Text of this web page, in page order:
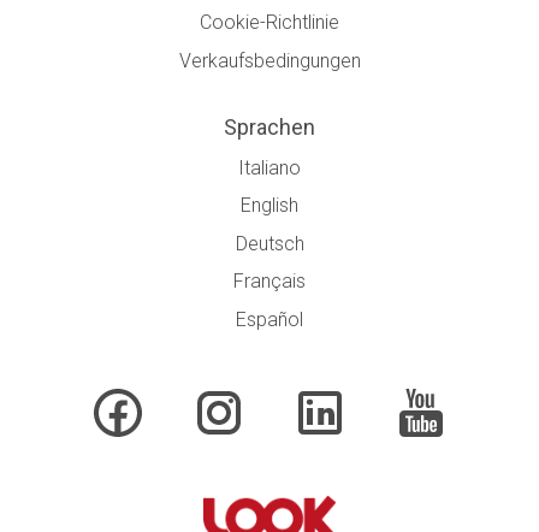
Cookie-Richtlinie
Verkaufsbedingungen
Sprachen
Italiano
English
Deutsch
Français
Español